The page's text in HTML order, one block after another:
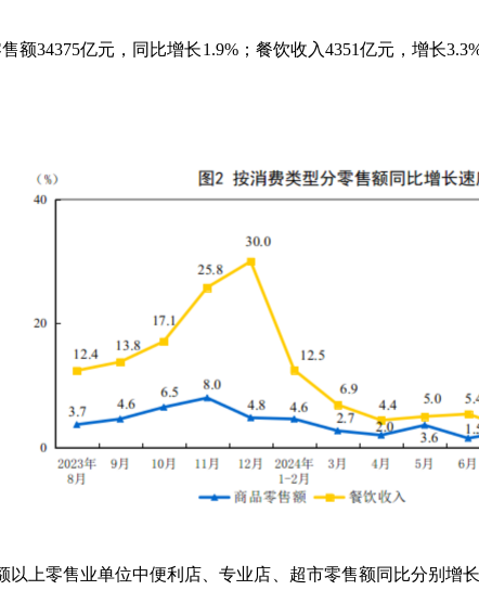
额34375亿元，同比增长1.9%；餐饮收入4351亿元，增长
以上零售业单位中便利店、专业店、超市零售额同比分别增长